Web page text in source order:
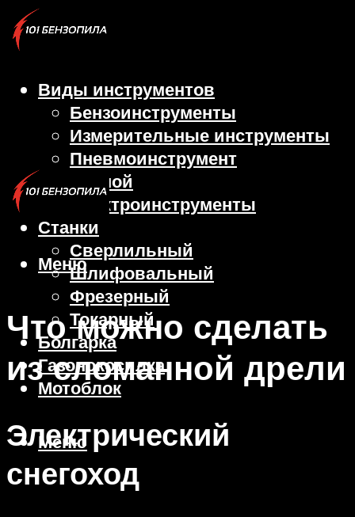
Виды инструментов
Бензоинструменты
Измерительные инструменты
Пневмоинструмент
Ручной
Электроинструменты
Станки
Сверлильный
Шлифовальный
Фрезерный
Токарный
Болгарка
Газонокосилка
Мотоблок
Меню
Меню
Что можно сделать
из сломанной дрели
Электрический
снегоход